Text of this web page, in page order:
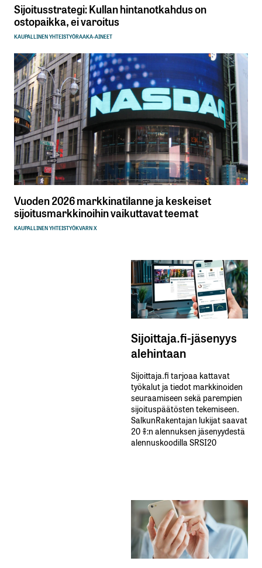
Sijoitusstrategi: Kullan hintanotkahdus on
ostopaikka, ei varoitus
KAUPALLINEN YHTEISTYÖRAAKA-AINEET
Vuoden 2026 markkinatilanne ja keskeiset
sijoitusmarkkinoihin vaikuttavat teemat
KAUPALLINEN YHTEISTYÖKVARN X
Sijoittaja.fi-jäsenyys
alehintaan
Sijoittaja.fi tarjoaa kattavat
työkalut ja tiedot markkinoiden
seuraamiseen sekä parempien
sijoituspäätösten tekemiseen.
SalkunRakentajan lukijat saavat
20 %:n alennuksen jäsenyydestä
alennuskoodilla SRSI20